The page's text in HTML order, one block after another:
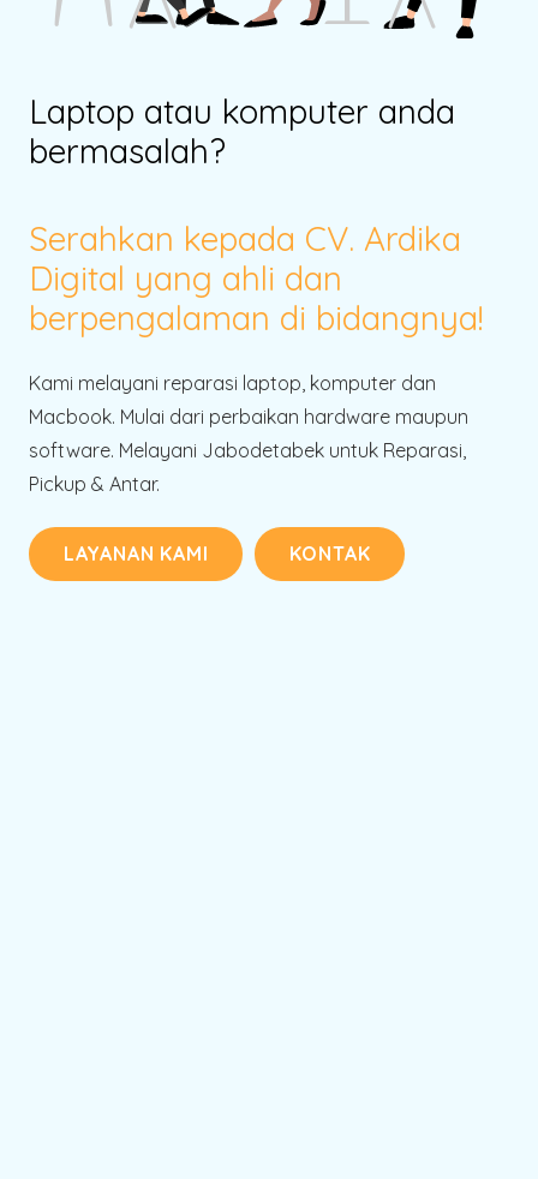
Laptop atau komputer anda
bermasalah?
Serahkan kepada CV. Ardika
Digital yang ahli dan
berpengalaman di bidangnya!
Kami melayani reparasi laptop, komputer dan
Macbook. Mulai dari perbaikan hardware maupun
software. Melayani Jabodetabek untuk Reparasi,
Pickup & Antar.
LAYANAN KAMI KONTAK